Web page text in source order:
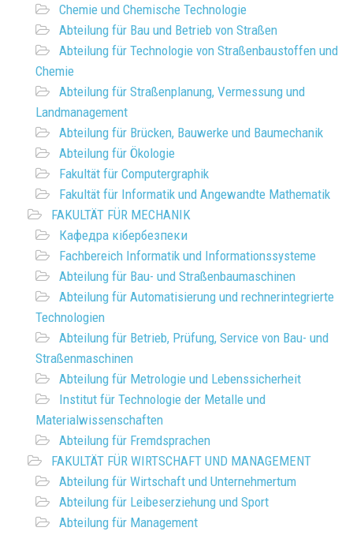
Chemie und Chemische Technologie
Abteilung für Bau und Betrieb von Straßen
Abteilung für Technologie von Straßenbaustoffen und
Chemie
Abteilung für Straßenplanung, Vermessung und
Landmanagement
Abteilung für Brücken, Bauwerke und Baumechanik
Abteilung für Ökologie
Fakultät für Computergraphik
Fakultät für Informatik und Angewandte Mathematik
FAKULTÄT FÜR MECHANIK
Кафедра кібербезпеки
Fachbereich Informatik und Informationssysteme
Abteilung für Bau- und Straßenbaumaschinen
Abteilung für Automatisierung und rechnerintegrierte
Technologien
Abteilung für Betrieb, Prüfung, Service von Bau- und
Straßenmaschinen
Abteilung für Metrologie und Lebenssicherheit
Institut für Technologie der Metalle und
Materialwissenschaften
Abteilung für Fremdsprachen
FAKULTÄT FÜR WIRTSCHAFT UND MANAGEMENT
Abteilung für Wirtschaft und Unternehmertum
Abteilung für Leibeserziehung und Sport
Abteilung für Management